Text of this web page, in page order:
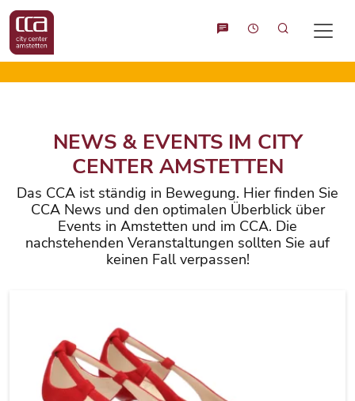
Suche
NEWS & EVENTS IM CITY
CENTER AMSTETTEN
Das CCA ist ständig in Bewegung. Hier finden Sie
CCA News und den optimalen Überblick über
Events in Amstetten und im CCA. Die
nachstehenden Veranstaltungen sollten Sie auf
keinen Fall verpassen!